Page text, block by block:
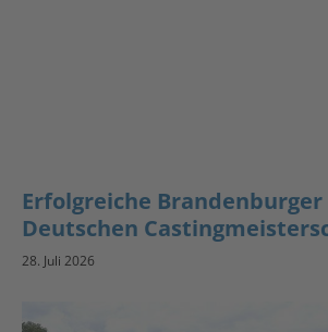
Erfolgreiche
Deutschen
28. Juli 2026